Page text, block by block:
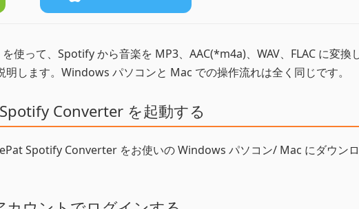
を使って、Spotify から音楽を MP3、AAC(*m4a)、WAV、FLAC に変換
します。Windows パソコンと Mac での操作流れは全く同じです。
Converter を起動する
Spotify Converter をお使いの Windows パソコン/ Mac にダウン